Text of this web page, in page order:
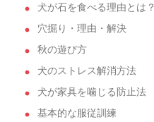
犬が石を食べる理由とは？
穴掘り・理由・解決
秋の遊び方
犬のストレス解消方法
犬が家具を噛じる防止法
基本的な服従訓練